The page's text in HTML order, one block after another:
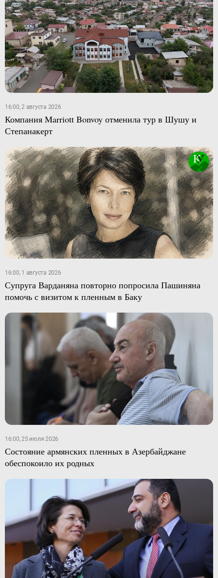
16:00, 2 августа 2026
Компания Marriott Bonvoy отменила тур в Шушу и
Степанакерт
16:00, 1 августа 2026
Супруга Варданяна повторно попросила Пашиняна
помочь с визитом к пленным в Баку
16:00, 25 июля 2026
Состояние армянских пленных в Азербайджане
обеспокоило их родных